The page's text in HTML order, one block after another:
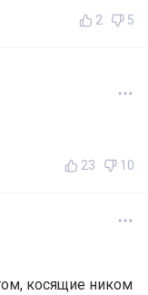
2 5
23 10
косящие ником